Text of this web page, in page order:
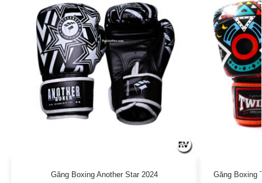
Găng Boxing Another Star 2024 Găng Boxing